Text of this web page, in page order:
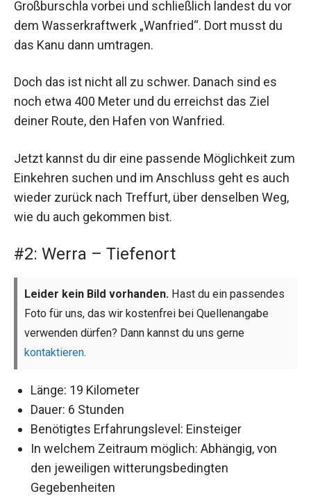
Großburschla vorbei und schließlich landest du vor
dem Wasserkraftwerk „Wanfried“. Dort musst du
das Kanu dann umtragen.
Doch das ist nicht all zu schwer. Danach sind es
noch etwa 400 Meter und du erreichst das Ziel
deiner Route, den Hafen von Wanfried.
Jetzt kannst du dir eine passende Möglichkeit zum
Einkehren suchen und im Anschluss geht es auch
wieder zurück nach Treffurt, über denselben Weg,
wie du auch gekommen bist.
#2: Werra – Tiefenort
Leider kein Bild vorhanden. Hast du ein passendes
Foto für uns, das wir kostenfrei bei Quellenangabe
verwenden dürfen? Dann kannst du uns gerne
kontaktieren.
Länge: 19 Kilometer
Dauer: 6 Stunden
Benötigtes Erfahrungslevel: Einsteiger
In welchem Zeitraum möglich: Abhängig, von
den jeweiligen witterungsbedingten
Gegebenheiten